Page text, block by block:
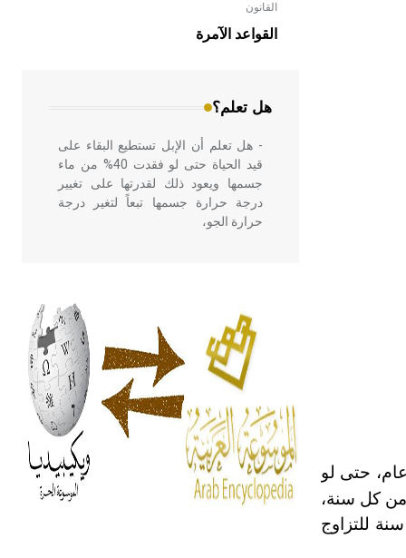
حتى لو
كل سنة،
للتزاوج
القانون
القواعد الآمرة
هل تعلم؟
- هل تعلم أن الأبلق نوع من الفنون
الهندسية التي ارتبطت بالعمارة الإسلامية
في بلاد الشام ومصر خاصة، حيث يحرص
- هل تعلم أن الإبل تستطيع البقاء على
قيد الحياة حتى لو فقدت 40% من ماء
جسمها ويعود ذلك لقدرتها على تغيير
درجة حرارة جسمها تبعاً لتغير درجة
حرارة الجو،
أربعة مؤلفات هي: الحكم، الأدلة، تنظيم
التغذية، ورسالته في جروح الرأس.
ويعود له الفضل بأنه حرر الطب من
الدين والفلسفة.
- هل تعلم أن المرجان إفراز حيواني
يتكون في البحر ويتركب من مادة
كربونات الكلسيوم، وهو أحمر أو شديد
الحمرة وهو أجود أنواعه، ويمتاز بكبر
الحجم ويسمى الش